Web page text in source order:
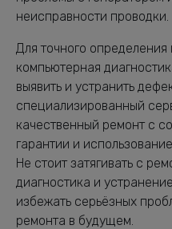
неисправности проводки.
Для точного
компьютерная
выявить и устранить
специализированный
качественный ремонт с
гарантии и
Не стоит затягивать с
диагностика и
избежать серьёзных
ремонта в будущем.